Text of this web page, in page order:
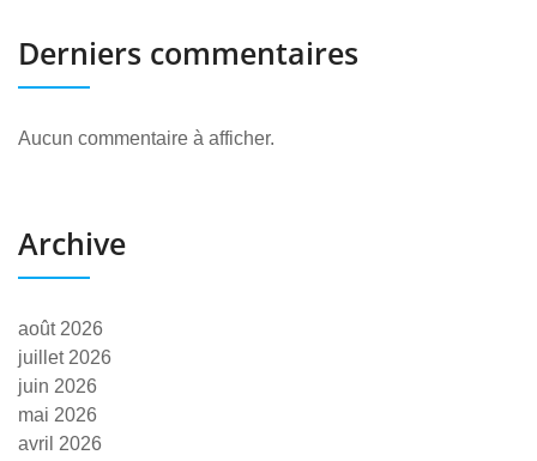
Derniers commentaires
Aucun commentaire à afficher.
Archive
août 2026
juillet 2026
juin 2026
mai 2026
avril 2026